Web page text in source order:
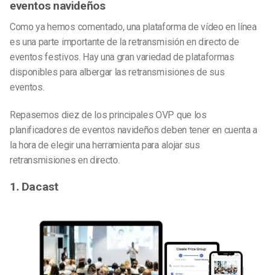
eventos navideños
Como ya hemos comentado, una plataforma de vídeo en línea
es una parte importante de la retransmisión en directo de
eventos festivos. Hay una gran variedad de plataformas
disponibles para albergar las retransmisiones de sus
eventos.
Repasemos diez de los principales OVP que los
planificadores de eventos navideños deben tener en cuenta a
la hora de elegir una herramienta para alojar sus
retransmisiones en directo.
1. Dacast